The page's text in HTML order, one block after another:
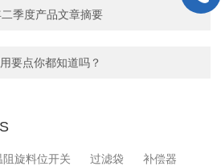
季度产品文章摘要
要点你都知道吗？
阻旋料位开关 过滤袋 补偿器